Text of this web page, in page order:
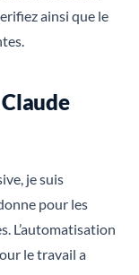
ainsi que le
je suis
pour les
L’automatisation
le travail a